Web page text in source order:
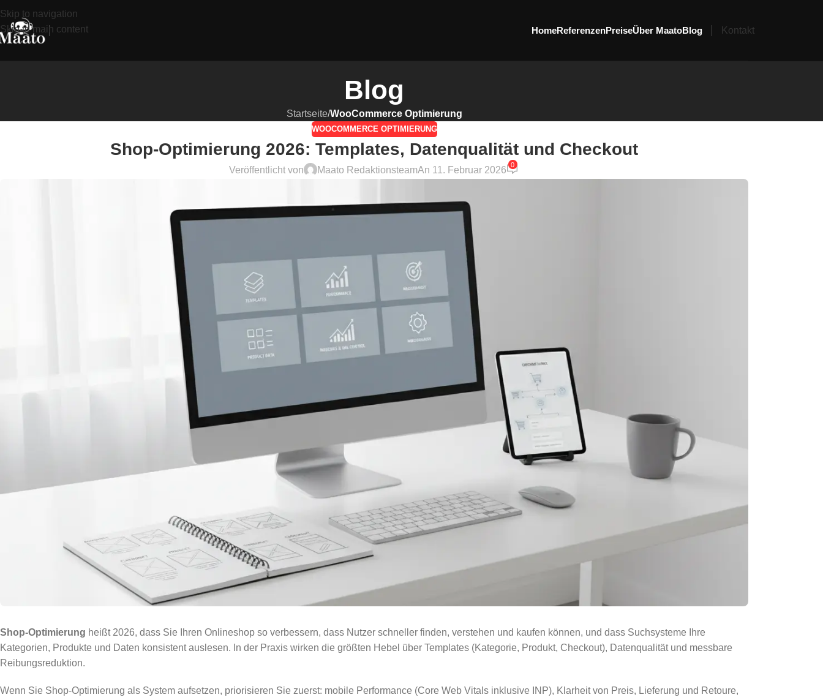
Skip to navigation
Skip to main content
HomeReferenzenPreiseÜber MaatoBlog Kontakt
Blog
Startseite/WooCommerce Optimierung
WOOCOMMERCE OPTIMIERUNG
Shop-Optimierung 2026: Templates, Datenqualität und Checkout
Veröffentlicht von Maato RedaktionsteamAn 11. Februar 2026
0
Shop-Optimierung heißt 2026, dass Sie Ihren Onlineshop so verbessern, dass Nutzer schneller finden, verstehen und kaufen können, und dass Suchsysteme Ihre
Kategorien, Produkte und Daten konsistent auslesen. In der Praxis wirken die größten Hebel über Templates (Kategorie, Produkt, Checkout), Datenqualität und messbare
Reibungsreduktion.
Wenn Sie Shop-Optimierung als System aufsetzen, priorisieren Sie zuerst: mobile Performance (Core Web Vitals inklusive INP), Klarheit von Preis, Lieferung und Retoure,